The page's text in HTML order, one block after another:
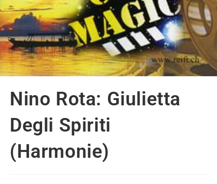
Nino Rota: Giulietta
Degli Spiriti
(Harmonie)